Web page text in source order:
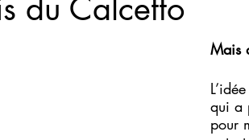
du Calcetto
Mais
qui a
pour